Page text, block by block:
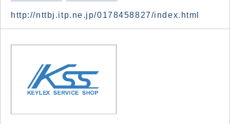
http://nttbj.itp.ne.jp/0178458827/index.html